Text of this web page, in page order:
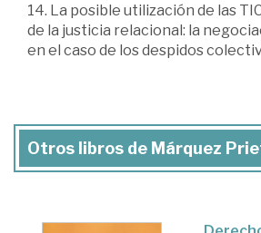
14. La posible utilización de las
de la justicia relacional: la
en el caso de los despidos
Otros libros de Márquez